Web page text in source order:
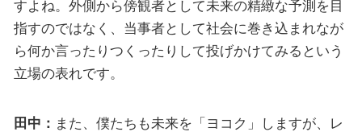
すよね。外側から傍観者として未来の精緻な予測を目
指すのではなく、当事者として社会に巻き込まれなが
ら何か言ったりつくったりして投げかけてみるという
立場の表れです。
田中： また、僕たちも未来を「ヨコク」しますが、レ